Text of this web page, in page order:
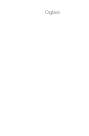
Oglasi